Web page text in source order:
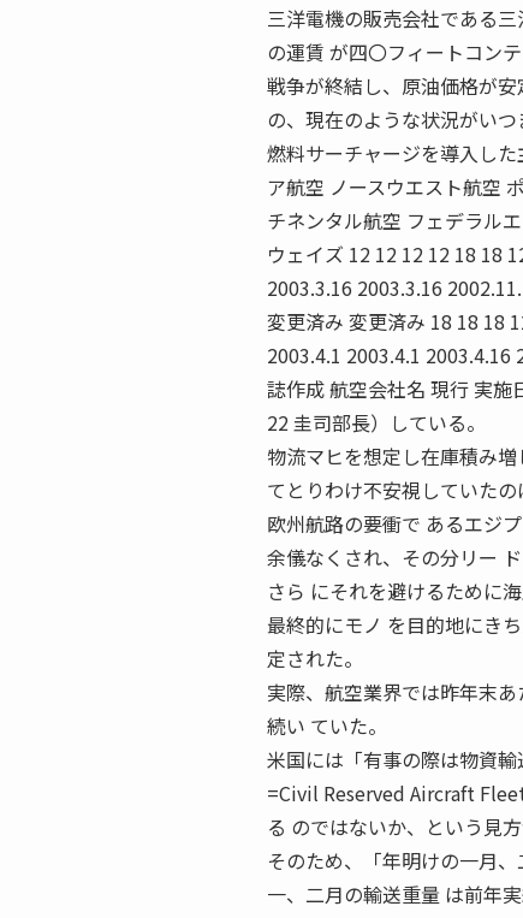
三洋電機の販売会社である
の運賃 が四〇フィートコン
戦争が終結し、原油価格が
の、現在のような状況がい
燃料サーチャージを導入し
ア航空 ノースウエスト航空
チネンタル航空 フェデラル
ウェイズ 12 12 12 12 18 18
2003.3.16 2003.3.16
変更済み 変更済み 18 18 18
2003.4.1 2003.4.1
誌作成 航空会社名 現行 実
22 圭司部長）している。
物流マヒを想定し在庫積み
てとりわけ不安視していた
欧州航路の要衝で あるエジ
余儀なくされ、その分リー
さら にそれを避けるために
最終的にモノ を目的地にき
定された。
実際、航空業界では昨年末
続い ていた。
米国には「有事の際は物資
=Civil Reserved Aircraft
る のではないか、という見方
そのため、「年明けの一月
一、二月の輸送重量 は前年